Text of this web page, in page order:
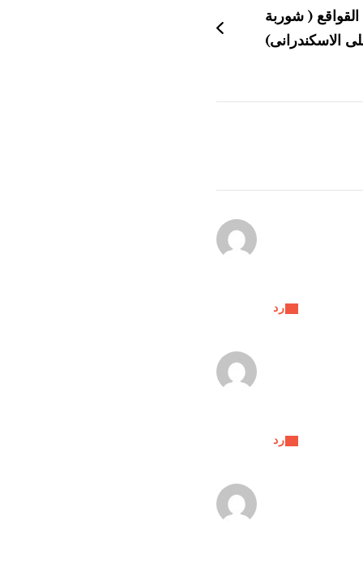
( شوربة
الاسكندرانى)
رد
رد